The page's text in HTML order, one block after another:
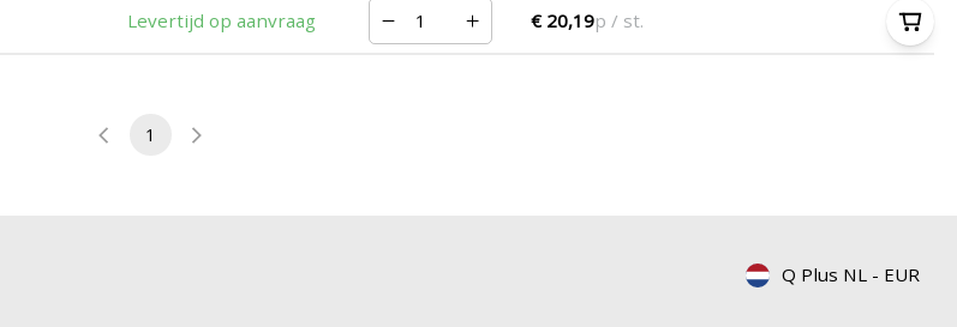
Levertijd op aanvraag € 20,19p / st.
1
Q Plus NL - EUR